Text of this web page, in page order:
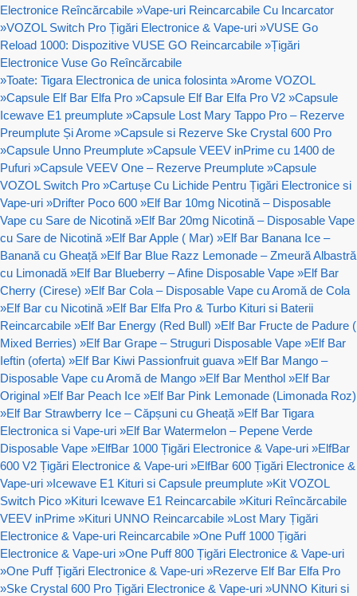
Electronice Reîncărcabile »Vape-uri Reincarcabile Cu Incarcator
»VOZOL Switch Pro Țigări Electronice & Vape-uri »VUSE Go
Reload 1000: Dispozitive VUSE GO Reincarcabile »Țigări
Electronice Vuse Go Reîncărcabile
»Toate: Tigara Electronica de unica folosinta »Arome VOZOL
»Capsule Elf Bar Elfa Pro »Capsule Elf Bar Elfa Pro V2 »Capsule
Icewave E1 preumplute »Capsule Lost Mary Tappo Pro – Rezerve
Preumplute Și Arome »Capsule si Rezerve Ske Crystal 600 Pro
»Capsule Unno Preumplute »Capsule VEEV inPrime cu 1400 de
Pufuri »Capsule VEEV One – Rezerve Preumplute »Capsule
VOZOL Switch Pro »Cartușe Cu Lichide Pentru Țigări Electronice si
Vape-uri »Drifter Poco 600 »Elf Bar 10mg Nicotină – Disposable
Vape cu Sare de Nicotină »Elf Bar 20mg Nicotină – Disposable Vape
cu Sare de Nicotină »Elf Bar Apple ( Mar) »Elf Bar Banana Ice –
Banană cu Gheață »Elf Bar Blue Razz Lemonade – Zmeură Albastră
cu Limonadă »Elf Bar Blueberry – Afine Disposable Vape »Elf Bar
Cherry (Cirese) »Elf Bar Cola – Disposable Vape cu Aromă de Cola
»Elf Bar cu Nicotină »Elf Bar Elfa Pro & Turbo Kituri si Baterii
Reincarcabile »Elf Bar Energy (Red Bull) »Elf Bar Fructe de Padure (
Mixed Berries) »Elf Bar Grape – Struguri Disposable Vape »Elf Bar
Ieftin (oferta) »Elf Bar Kiwi Passionfruit guava »Elf Bar Mango –
Disposable Vape cu Aromă de Mango »Elf Bar Menthol »Elf Bar
Original »Elf Bar Peach Ice »Elf Bar Pink Lemonade (Limonada Roz)
»Elf Bar Strawberry Ice – Căpșuni cu Gheață »Elf Bar Tigara
Electronica si Vape-uri »Elf Bar Watermelon – Pepene Verde
Disposable Vape »ElfBar 1000 Țigări Electronice & Vape-uri »ElfBar
600 V2 Țigări Electronice & Vape-uri »ElfBar 600 Țigări Electronice &
Vape-uri »Icewave E1 Kituri si Capsule preumplute »Kit VOZOL
Switch Pico »Kituri Icewave E1 Reincarcabile »Kituri Reîncărcabile
VEEV inPrime »Kituri UNNO Reincarcabile »Lost Mary Țigări
Electronice & Vape-uri Reincarcabile »One Puff 1000 Țigări
Electronice & Vape-uri »One Puff 800 Țigări Electronice & Vape-uri
»One Puff Țigări Electronice & Vape-uri »Rezerve Elf Bar Elfa Pro
»Ske Crystal 600 Pro Țigări Electronice & Vape-uri »UNNO Kituri si